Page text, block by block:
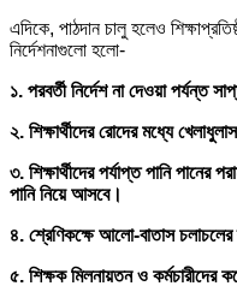
এদিকে, পাঠদান চালু হলেও
নির্দেশনাগুলো হলো-
১. পরবর্তী নির্দেশ না দেওয়া পর্যন্ত
২. শিক্ষার্থীদের রোদের মধ্যে
৩. শিক্ষার্থীদের পর্যাপ্ত পানি পানের
পানি নিয়ে আসবে।
৪. শ্রেণিকক্ষে আলো-বাতাস চলাচলের
৫. শিক্ষক মিলনায়তন ও কর্মচারীদের